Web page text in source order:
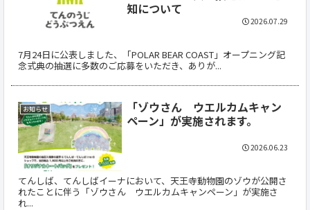
知について
7月24日に公表しました、「POLAR BEAR COAST」オープニング記
念式典の抽選に多数のご応募をいただき、ありが...
2026.07.29
お知らせ
「ゾウさん ウエルカムキャン
ペーン」が実施されます。
てんしば、てんしばイーナにおいて、天王寺動物園のゾウが公開さ
れたことに伴う「ゾウさん ウエルカムキャンペーン」が実施さ
れ...
2026.06.23